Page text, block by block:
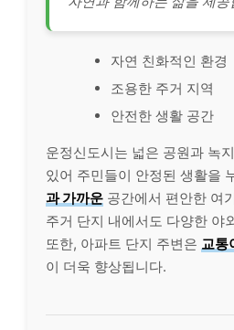
자연 친화적인 환경
조용한 주거 지역
안전한 생활 공간
운정신도시는 넓은 공원과 녹
있어 주민들이 안정된 생활을
과 가까운 공간에서 편안한 여
주거 단지 내에서도 다양한 야
또한, 아파트 단지 주변은 교통
이 더욱 향상됩니다.